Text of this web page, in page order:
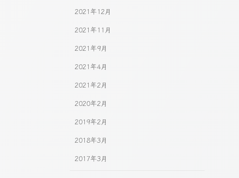
2021年12月
2021年11月
2021年9月
2021年4月
2021年2月
2020年2月
2019年2月
2018年3月
2017年3月